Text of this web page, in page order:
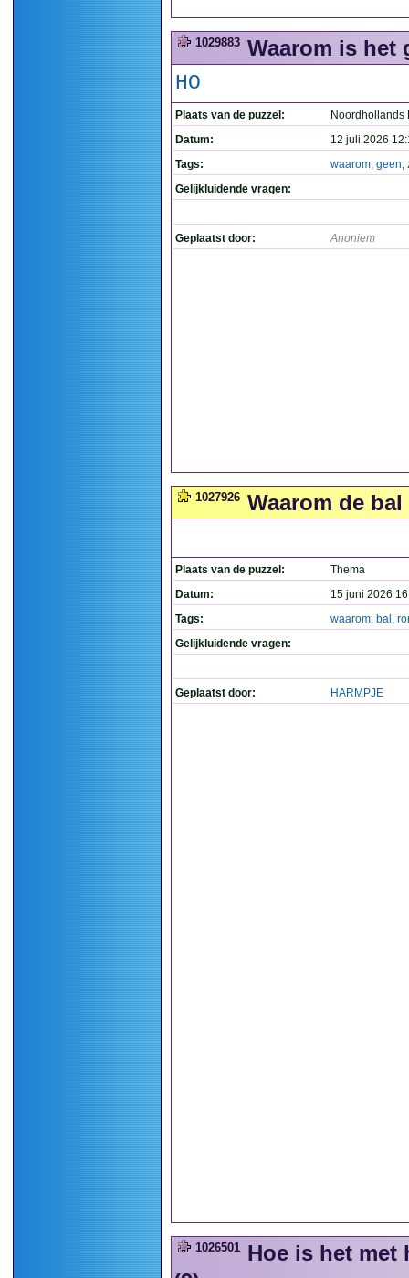
1029883 Waarom is het
HO
Plaats van de puzzel:
Noordhollands
Datum:
12 juli 2026
Tags:
waarom, geen,
Gelijkluidende vragen:
Geplaatst door: Anoniem
1027926 Waarom de
Plaats van de puzzel:
Thema
Datum:
15 juni 2026
Tags:
waarom, bal ,
Gelijkluidende vragen:
Geplaatst door: HARMPJE
1026501 Hoe is het met